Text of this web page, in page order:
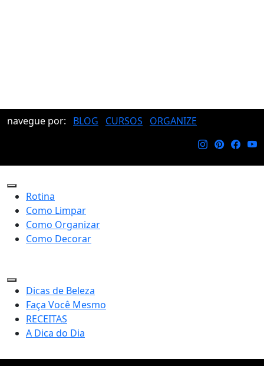
navegue por: BLOG CURSOS ORGANIZE
Rotina
Como Limpar
Como Organizar
Como Decorar
Dicas de Beleza
Faça Você Mesmo
RECEITAS
A Dica do Dia